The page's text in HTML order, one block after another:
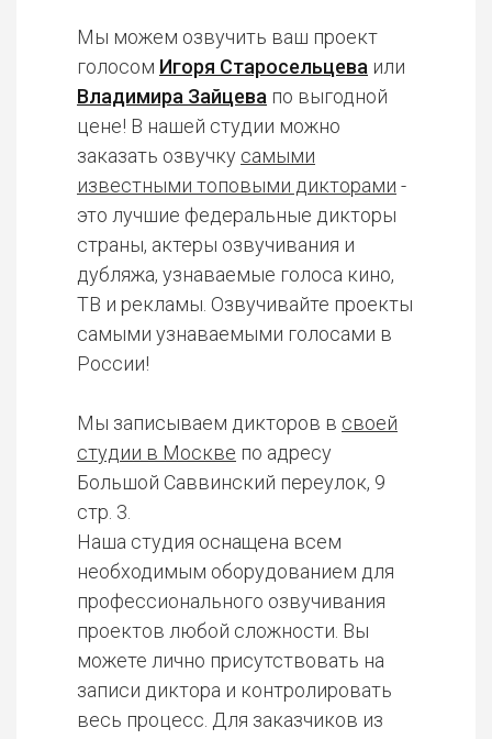
Мы можем озвучить ваш проект
голосом Игоря Старосельцева или
Владимира Зайцева по выгодной
цене! В нашей студии можно
заказать озвучку самыми
известными топовыми дикторами -
это лучшие федеральные дикторы
страны, актеры озвучивания и
дубляжа, узнаваемые голоса кино,
ТВ и рекламы. Озвучивайте проекты
самыми узнаваемыми голосами в
России!
Мы записываем дикторов в своей
студии в Москве по адресу
Большой Саввинский переулок, 9
стр. 3.
Наша студия оснащена всем
необходимым оборудованием для
профессионального озвучивания
проектов любой сложности. Вы
можете лично присутствовать на
записи диктора и контролировать
весь процесс. Для заказчиков из